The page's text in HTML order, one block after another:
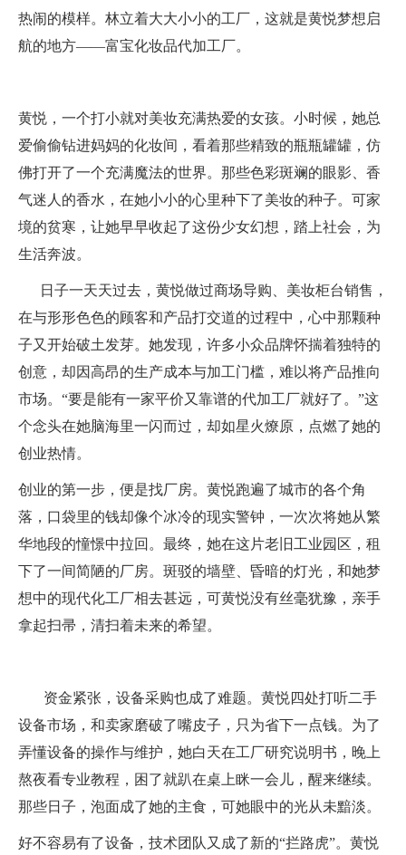
热闹的模样。林立着大大小小的工厂，这就是黄悦梦想启
航的地方——富宝化妆品代加工厂。
黄悦，一个打小就对美妆充满热爱的女孩。小时候，她总
爱偷偷钻进妈妈的化妆间，看着那些精致的瓶瓶罐罐，仿
佛打开了一个充满魔法的世界。那些色彩斑斓的眼影、香
气迷人的香水，在她小小的心里种下了美妆的种子。可家
境的贫寒，让她早早收起了这份少女幻想，踏上社会，为
生活奔波。
日子一天天过去，黄悦做过商场导购、美妆柜台销售，
在与形形色色的顾客和产品打交道的过程中，心中那颗种
子又开始破土发芽。她发现，许多小众品牌怀揣着独特的
创意，却因高昂的生产成本与加工门槛，难以将产品推向
市场。“要是能有一家平价又靠谱的代加工厂就好了。”这
个念头在她脑海里一闪而过，却如星火燎原，点燃了她的
创业热情。
创业的第一步，便是找厂房。黄悦跑遍了城市的各个角
落，口袋里的钱却像个冰冷的现实警钟，一次次将她从繁
华地段的憧憬中拉回。最终，她在这片老旧工业园区，租
下了一间简陋的厂房。斑驳的墙壁、昏暗的灯光，和她梦
想中的现代化工厂相去甚远，可黄悦没有丝毫犹豫，亲手
拿起扫帚，清扫着未来的希望。
资金紧张，设备采购也成了难题。黄悦四处打听二手
设备市场，和卖家磨破了嘴皮子，只为省下一点钱。为了
弄懂设备的操作与维护，她白天在工厂研究说明书，晚上
熬夜看专业教程，困了就趴在桌上眯一会儿，醒来继续。
那些日子，泡面成了她的主食，可她眼中的光从未黯淡。
好不容易有了设备，技术团队又成了新的“拦路虎”。黄悦